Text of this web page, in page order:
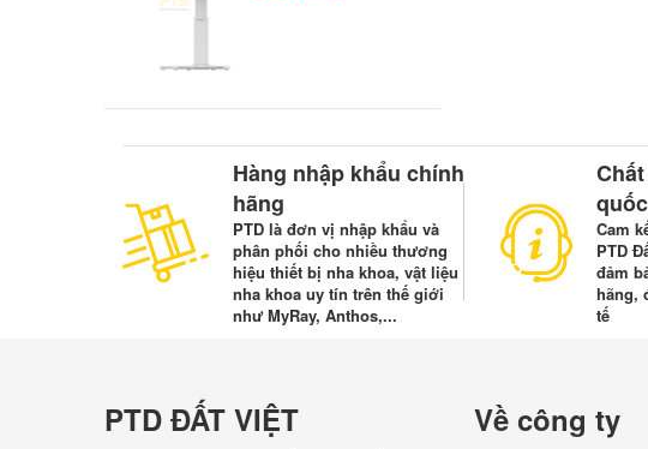
Hàng nhập khẩu chính
hãng
PTD là đơn vị nhập khẩu và
phân phối cho nhiều thương
hiệu thiết bị nha khoa, vật liệu
nha khoa uy tín trên thế giới
như MyRay, Anthos,...
Cam
PTD
đảm
hãng,
tế
PTD ĐẤT VIỆT Về công ty